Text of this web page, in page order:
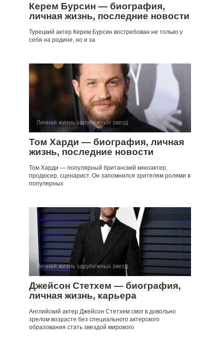
Керем Бурсин — биография,
личная жизнь, последние новости
Турецкий актер Керем Бурсин востребован не только у
себя на родине, но и за
Личная жизнь зарубежных звезд
Том Харди — биография, личная
жизнь, последние новости
Том Харди — популярный британский киноактер,
продюсер, сценарист. Он запомнился зрителям ролями в
популярных
Личная жизнь зарубежных звезд
Джейсон Стетхем — биография,
личная жизнь, карьера
Английский актер Джейсон Стетхем смог в довольно
зрелом возрасте без специального актерского
образования стать звездой мирового